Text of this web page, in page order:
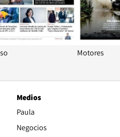
Motores
Medios
Paula
Negocios